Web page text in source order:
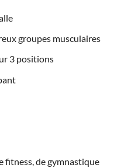
groupes musculaires
3 positions
fitness, de gymnastique